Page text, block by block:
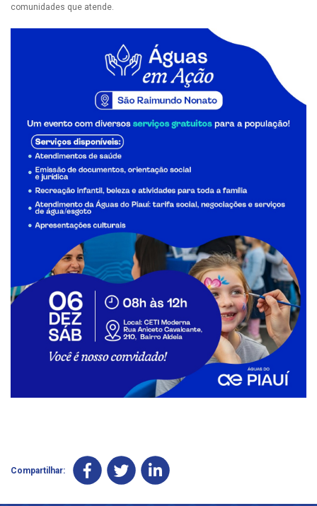
comunidades que atende.
Compartilhar: